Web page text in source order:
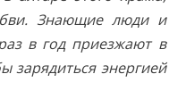
Знающие люди и
в год приезжают в
зарядиться энергией